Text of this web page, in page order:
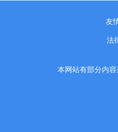
友
法
本网站有部分内